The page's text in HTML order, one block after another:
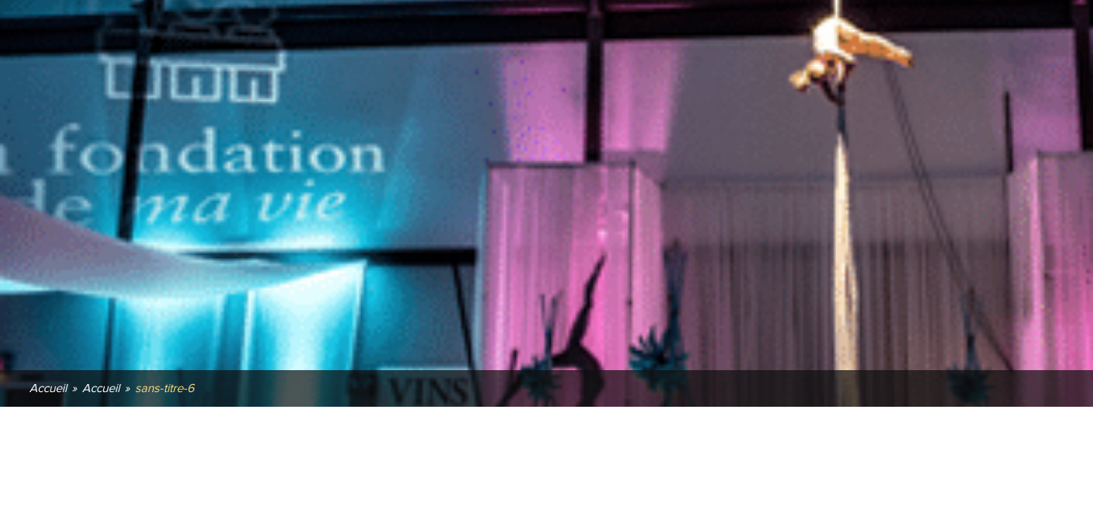
Accueil » Accueil » sans-titre-6